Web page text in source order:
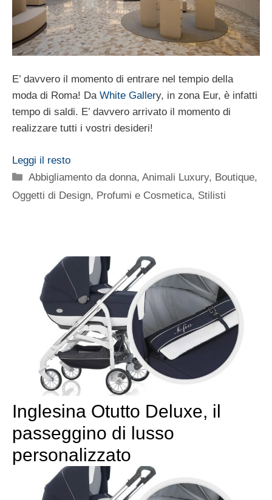
E’ davvero il momento di entrare nel tempio della
moda di Roma! Da White Gallery, in zona Eur, è infatti
tempo di saldi. E’ davvero arrivato il momento di
realizzare tutti i vostri desideri!
Leggi il resto
Categorie
Abbigliamento da donna,Animali Luxury, Boutique,
Oggetti di Design, Profumi e Cosmetica, Stilisti
Inglesina Otutto Deluxe, il
passeggino di lusso
personalizzato